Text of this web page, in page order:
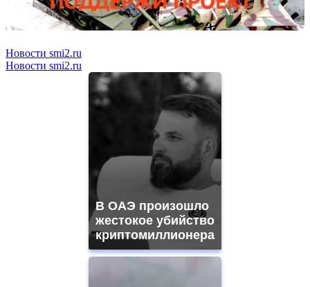
Новости smi2.ru
Новости smi2.ru
В ОАЭ произошло
жестокое убийство
криптомиллионера